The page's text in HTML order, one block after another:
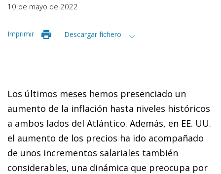
10 de mayo de 2022
Imprimir Descargar fichero
Los últimos meses hemos presenciado un
aumento de la inflación hasta niveles históricos
a ambos lados del Atlántico. Además, en EE. UU.
el aumento de los precios ha ido acompañado
de unos incrementos salariales también
considerables, una dinámica que preocupa por